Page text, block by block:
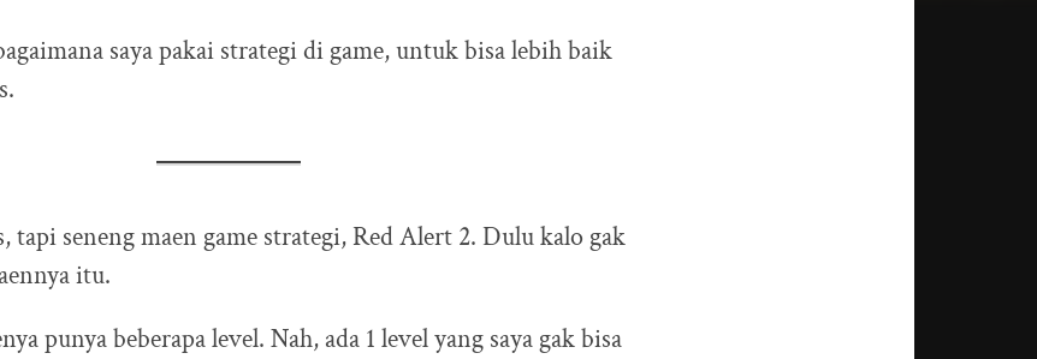
saya pakai strategi di game, untuk bisa lebih baik
tapi seneng maen game strategi, Red Alert 2. Dulu kalo gak
itu.
punya beberapa level. Nah, ada 1 level yang saya gak bisa